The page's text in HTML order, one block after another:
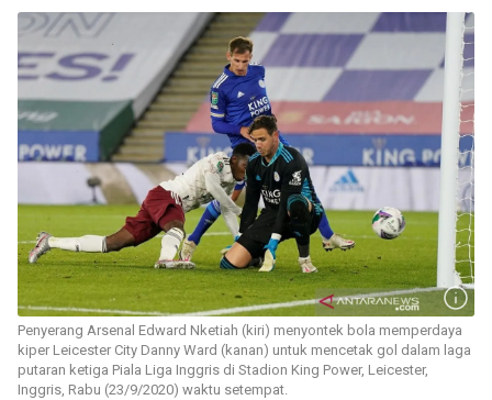
Penyerang Arsenal Edward Nketiah (kiri) menyontek bola memperdaya
kiper Leicester City Danny Ward (kanan) untuk mencetak gol dalam laga
putaran ketiga Piala Liga Inggris di Stadion King Power, Leicester,
Inggris, Rabu (23/9/2020) waktu setempat.